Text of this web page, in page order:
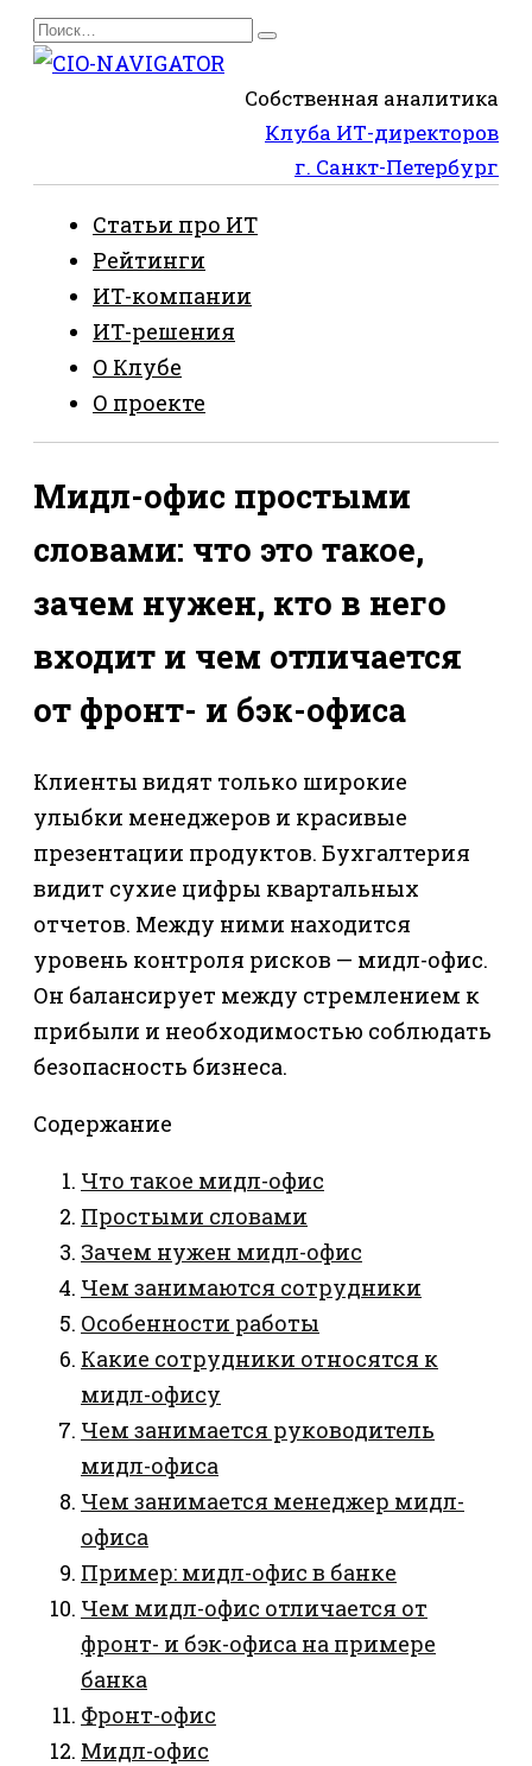
Перейти
к
Search
for:
Собственная аналитика
Клуба ИТ-директоров
г. Санкт-Петербург
Статьи про ИТ
Рейтинги
ИТ-компании
ИТ-решения
О Клубе
О проекте
Мидл-офис простыми
словами: что это такое,
зачем нужен, кто в него
входит и чем отличается
от фронт- и бэк-офиса
Клиенты видят только широкие
улыбки менеджеров и красивые
презентации продуктов. Бухгалтерия
видит сухие цифры квартальных
отчетов. Между ними находится
уровень контроля рисков — мидл-офис.
Он балансирует между стремлением к
прибыли и необходимостью соблюдать
безопасность бизнеса.
Содержание
Что такое мидл-офис
Простыми словами
Зачем нужен мидл-офис
Чем занимаются сотрудники
Особенности работы
Какие сотрудники относятся к
мидл-офису
Чем занимается руководитель
мидл-офиса
Чем занимается менеджер мидл-
офиса
Пример: мидл-офис в банке
Чем мидл-офис отличается от
фронт- и бэк-офиса на примере
банка
Фронт-офис
Мидл-офис